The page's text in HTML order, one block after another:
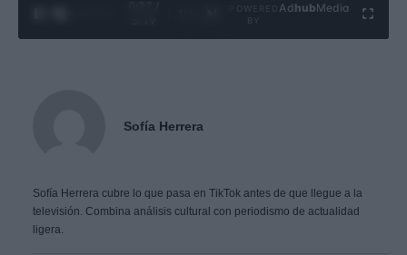
Ad hubMedia
Sofía Herrera
Sofía Herrera cubre lo que pasa en TikTok antes de que llegue a la
televisión. Combina análisis cultural con periodismo de actualidad
ligera.